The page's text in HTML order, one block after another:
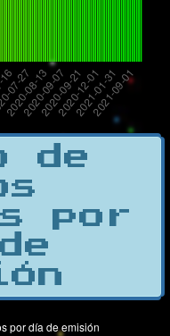
de
por